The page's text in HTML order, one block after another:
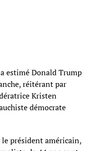
estimé Donald Trump
réitérant par
Kristen
démocrate
président américain,